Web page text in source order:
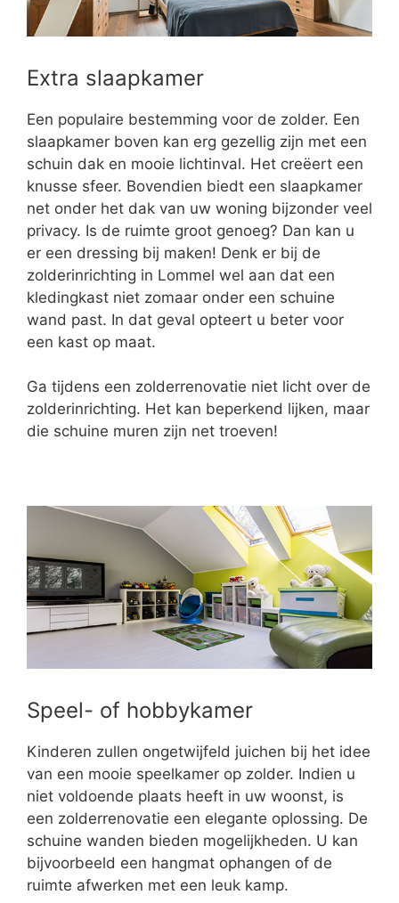
Extra slaapkamer
Een populaire bestemming voor de zolder. Een
slaapkamer boven kan erg gezellig zijn met een
schuin dak en mooie lichtinval. Het creëert een
knusse sfeer. Bovendien biedt een slaapkamer
net onder het dak van uw woning bijzonder veel
privacy. Is de ruimte groot genoeg? Dan kan u
er een dressing bij maken! Denk er bij de
zolderinrichting in Lommel wel aan dat een
kledingkast niet zomaar onder een schuine
wand past. In dat geval opteert u beter voor
een kast op maat.
Ga tijdens een zolderrenovatie niet licht over de
zolderinrichting. Het kan beperkend lijken, maar
die schuine muren zijn net troeven!
Speel- of hobbykamer
Kinderen zullen ongetwijfeld juichen bij het idee
van een mooie speelkamer op zolder. Indien u
niet voldoende plaats heeft in uw woonst, is
een zolderrenovatie een elegante oplossing. De
schuine wanden bieden mogelijkheden. U kan
bijvoorbeeld een hangmat ophangen of de
ruimte afwerken met een leuk kamp.